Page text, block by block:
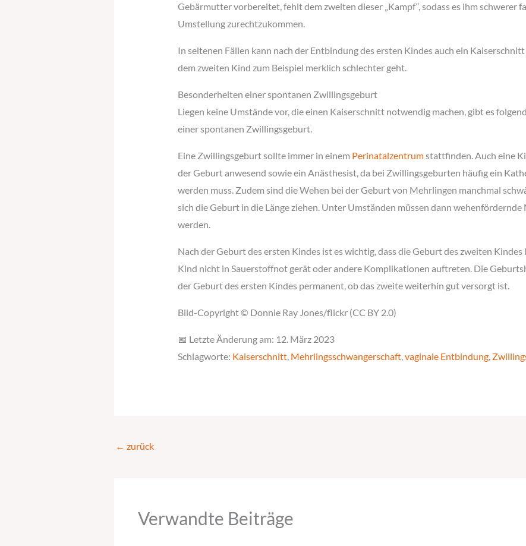
Gebärmutter vorbereitet, fehlt dem zweiten dieser „Kampf“, sodass es ihm schwerer
Umstellung zurechtzukommen.
In seltenen Fällen kann nach der Entbindung des ersten Kindes auch ein
dem zweiten Kind zum Beispiel merklich schlechter geht.
Besonderheiten einer spontanen Zwillingsgeburt
Liegen keine Umstände vor, die einen Kaiserschnitt notwendig machen, gibt es
einer spontanen Zwillingsgeburt.
Eine Zwillingsgeburt sollte immer in einem Perinatalzentrumstattfinden. Auch eine
der Geburt anwesend sowie ein Anästhesist, da bei Zwillingsgeburten häufig ein
werden muss. Zudem sind die Wehen bei der Geburt von Mehrlingen manchmal
sich die Geburt in die Länge ziehen. Unter Umständen müssen dann
werden.
Nach der Geburt des ersten Kindes ist es wichtig, dass die Geburt des zweiten
Kind nicht in Sauerstoffnot gerät oder andere Komplikationen auftreten. Die
der Geburt des ersten Kindes permanent, ob das zweite weiterhin gut versorgt ist.
Bild-Copyright © Donnie Ray Jones/flickr (CC BY 2.0)
📅 Letzte Änderung am: 12. März 2023
Schlagworte: Kaiserschnitt, Mehrlingsschwangerschaft,vaginale Entbindung,
← zurück
Verwandte Beiträge